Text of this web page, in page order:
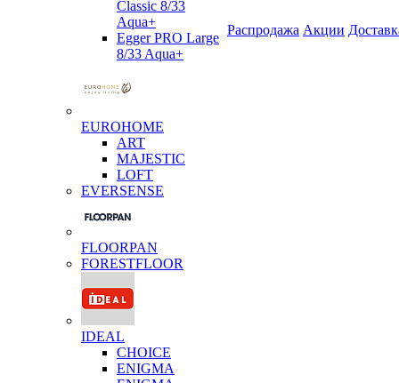
Classic 8/33
Aqua+
Egger PRO Large
8/33 Aqua+
EUROHOME
ART
MAJESTIC
LOFT
EVERSENSE
FLOORPAN
FORESTFLOOR
IDEAL
CHOICE
ENIGMA
Распродажа Акции